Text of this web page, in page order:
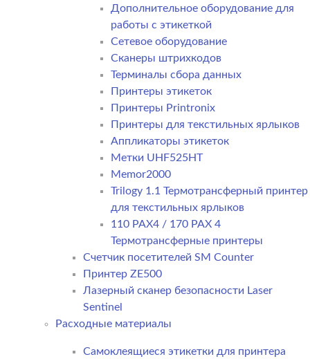
Дополнительное оборудование для
работы с этикеткой
Сетевое оборудование
Сканеры штрихкодов
Терминалы сбора данных
Принтеры этикеток
Принтеры Printronix
Принтеры для текстильных ярлыков
Аппликаторы этикеток
Метки UHF525HT
Memor2000
Trilogy 1.1 Термотрансферный принтер
для текстильных ярлыков
110 PAX4 / 170 PAX 4
Термотрансферные принтеры
Счетчик посетителей SM Counter
Принтер ZE500
Лазерный сканер безопасности Laser
Sentinel
Расходные материалы
Самоклеящиеся этикетки для принтера